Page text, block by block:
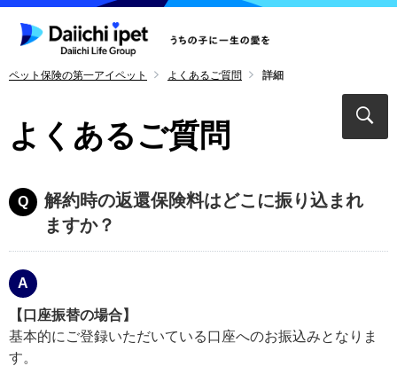
ペット保険の第一アイペット よくあるご質問 詳細
よくあるご質問
解約時の返還保険料はどこに振り込まれ
ますか？
【口座振替の場合】
基本的にご登録いただいている口座へのお振込みとなりま
す。